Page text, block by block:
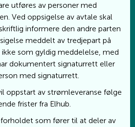
utføres av personer med
Ved oppsigelse av avtale skal
informere den andre parten
meddelt av tredjepart på
ikke som gyldig meddelelse, med
dokumentert signaturrett eller
med signaturrett.
oppstart av strømleveranse følge
frister fra Elhub.
som fører til at deler av